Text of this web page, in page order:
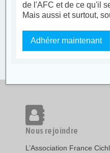
de l'AFC et de ce qu'il
Mais aussi et surtout,
Adhérer maintenant
Nous rejoindre
L’Association France